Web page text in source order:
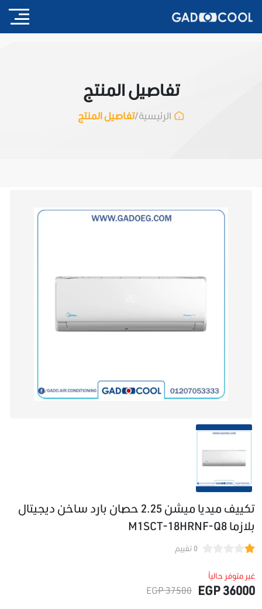
تفاصيل المنتج
الرئيسية/تفاصيل المنتج
تكييف ميديا ميشن 2.25 حصان بارد ساخن ديجيتال
بلازما M1SCT-18HRNF-Q8
0 تقييم
غير متوفر حالياً
36000 EGP
37500 EGP